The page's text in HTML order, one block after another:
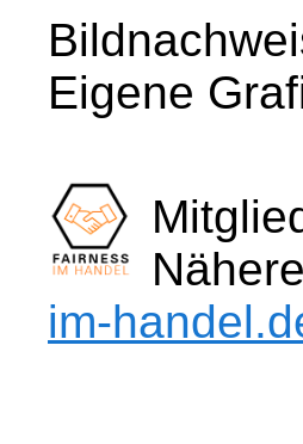
Eigene
im-